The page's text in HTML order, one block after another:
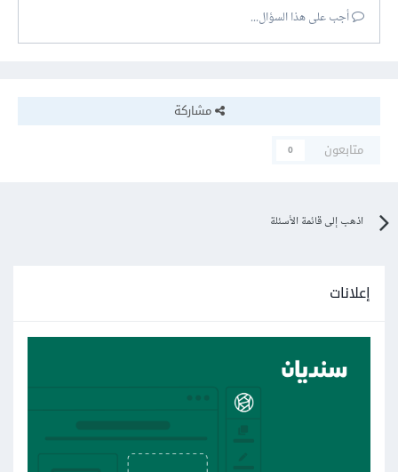
أجب على هذا السؤال...
مشاركة
متابعون
0
اذهب إلى قائمة الأسئلة
إعلانات